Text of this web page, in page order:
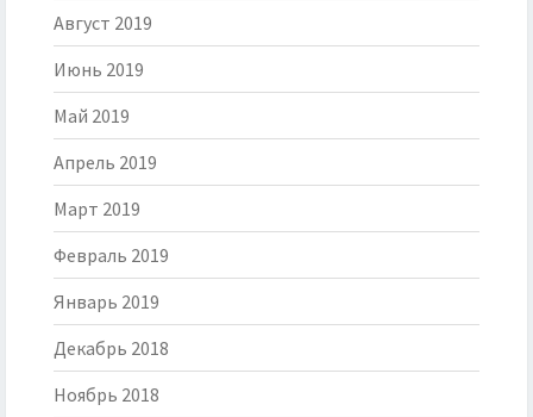
Август 2019
Июнь 2019
Май 2019
Апрель 2019
Март 2019
Февраль 2019
Январь 2019
Декабрь 2018
Ноябрь 2018